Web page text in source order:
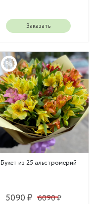
Заказать
Букет из 25 альстромерий
5090 ₽ 6090 ₽